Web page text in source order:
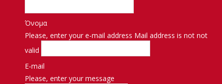
Όνομα
Please, enter your e-mail address Mail address is not not
valid
E-mail
Please, enter your message